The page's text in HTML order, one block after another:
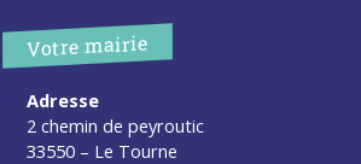
Votre mairie
Adresse
2 chemin de peyroutic
33550 – Le Tourne